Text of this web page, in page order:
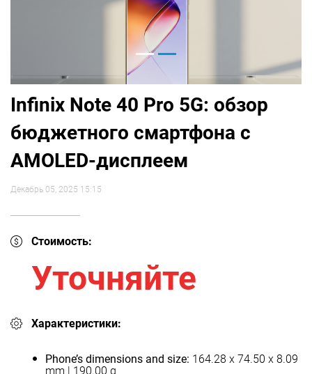
Infinix Note 40 Pro 5G: обзор
бюджетного смартфона с
AMOLED-дисплеем
Декабрь 05, 2025 15:15
Стоимость:
Уточняйте
Характеристики:
Phone’s dimensions and size: 164.28 x 74.50 x 8.09
mm | 190.00 g